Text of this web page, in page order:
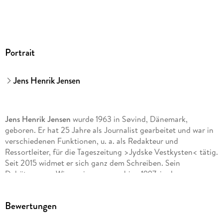
Portrait
Jens Henrik Jensen
Jens Henrik Jensen wurde 1963 in Søvind, Dänemark,
geboren. Er hat 25 Jahre als Journalist gearbeitet und war in
verschiedenen Funktionen, u. a. als Redakteur und
Ressortleiter, für die Tageszeitung >Jydske Vestkysten< tätig.
Seit 2015 widmet er sich ganz dem Schreiben. Sein
Debütroman >Wienerringen< erschien 1997, in den
seine Bücher reiste Jensen nach Murmansk, Krakau und
Bewertungen